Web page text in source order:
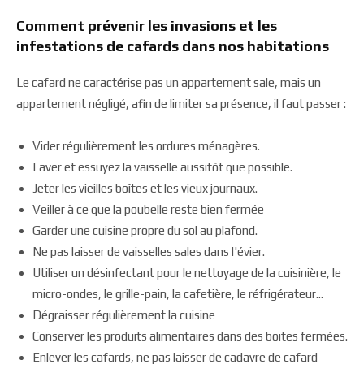
Comment prévenir les invasions et les
infestations de cafards dans nos habitations
Le cafard ne caractérise pas un appartement sale, mais un
appartement négligé, afin de limiter sa présence, il faut passer :
Vider régulièrement les ordures ménagères.
Laver et essuyez la vaisselle aussitôt que possible.
Jeter les vieilles boîtes et les vieux journaux.
Veiller à ce que la poubelle reste bien fermée
Garder une cuisine propre du sol au plafond.
Ne pas laisser de vaisselles sales dans l'évier.
Utiliser un désinfectant pour le nettoyage de la cuisinière, le
micro-ondes, le grille-pain, la cafetière, le réfrigérateur...
Dégraisser régulièrement la cuisine
Conserver les produits alimentaires dans des boites fermées.
Enlever les cafards, ne pas laisser de cadavre de cafard